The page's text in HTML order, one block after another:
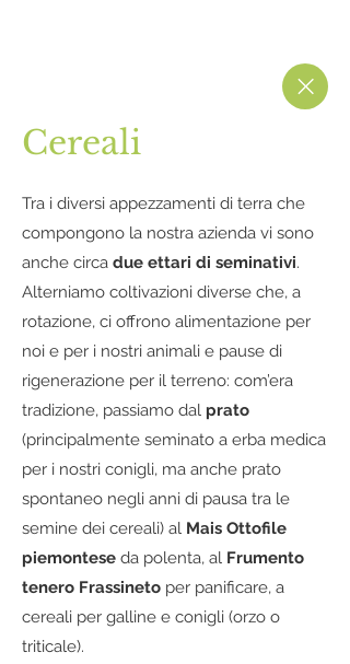
Cereali
Tra i diversi appezzamenti di terra che
compongono la nostra azienda vi sono
anche circa due ettari di seminativi.
Alterniamo coltivazioni diverse che, a
rotazione, ci offrono alimentazione per
noi e per i nostri animali e pause di
rigenerazione per il terreno: com’era
tradizione, passiamo dal prato
(principalmente seminato a erba medica
per i nostri conigli, ma anche prato
spontaneo negli anni di pausa tra le
semine dei cereali) al Mais Ottofile
piemontese da polenta, al Frumento
tenero Frassineto per panificare, a
cereali per galline e conigli (orzo o
triticale).